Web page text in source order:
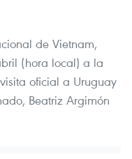
de Vietnam,
(hora local) a la
oficial a Uruguay
Beatriz Argimón